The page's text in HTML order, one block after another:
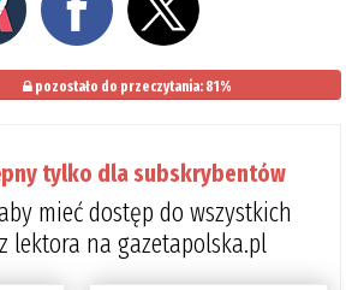
pozostało do przeczytania: 81%
tylko dla subskrybentów
mieć dostęp do wszystkich
lektora na gazetapolska.pl